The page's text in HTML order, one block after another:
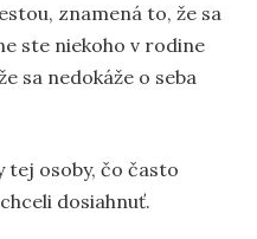
znamená to, že sa
ste niekoho v rodine
sa nedokáže o seba
tej osoby, čo často
dosiahnuť.